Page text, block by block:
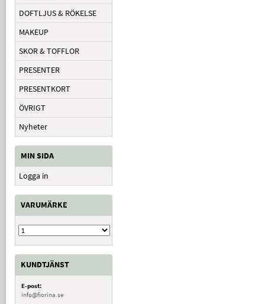
DOFTLJUS & RÖKELSE
MAKEUP
SKOR & TOFFLOR
PRESENTER
PRESENTKORT
ÖVRIGT
Nyheter
MIN SIDA
Logga in
VARUMÄRKE
KUNDTJÄNST
E-post:
info@fiorina.se